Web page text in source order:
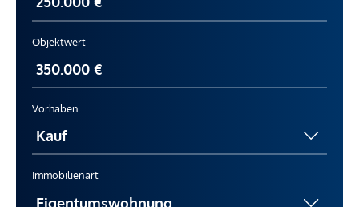
Objektwert
Vorhaben
Immobilienart